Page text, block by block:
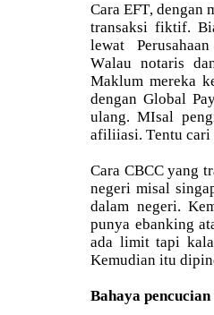
Cara EFT,
transaksi fiktif.
lewat
Walau notaris
Maklum mereka
dengan Global
ulang. MIsal
afiliiasi. Tentu cari
Cara CBCC yang
negeri misal
dalam negeri.
punya ebanking
ada limit tapi
Kemudian itu
Bahaya pencucian